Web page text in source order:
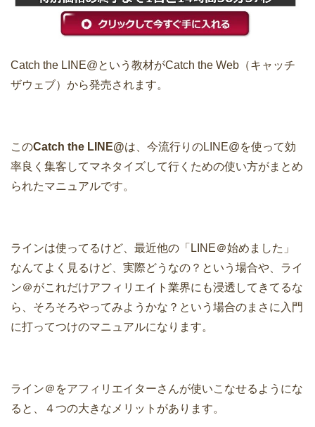
Catch the LINE@という教材がCatch the Web（キャッチ
ザウェブ）から発売されます。
このCatch the LINE@は、今流行りのLINE@を使って効
率良く集客してマネタイズして行くための使い方がまとめ
られたマニュアルです。
ラインは使ってるけど、最近他の「LINE＠始めました」
なんてよく見るけど、実際どうなの？という場合や、ライ
ン＠がこれだけアフィリエイト業界にも浸透してきてるな
ら、そろそろやってみようかな？という場合のまさに入門
に打ってつけのマニュアルになります。
ライン＠をアフィリエイターさんが使いこなせるようにな
ると、４つの大きなメリットがあります。